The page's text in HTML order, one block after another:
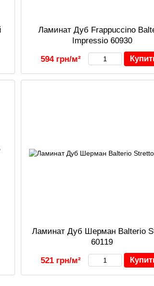
Ламинат Дуб Frappuccino
Impressio 60930
594 грн/м²
Ламинат Дуб Шерман Balterio
60119
521 грн/м²